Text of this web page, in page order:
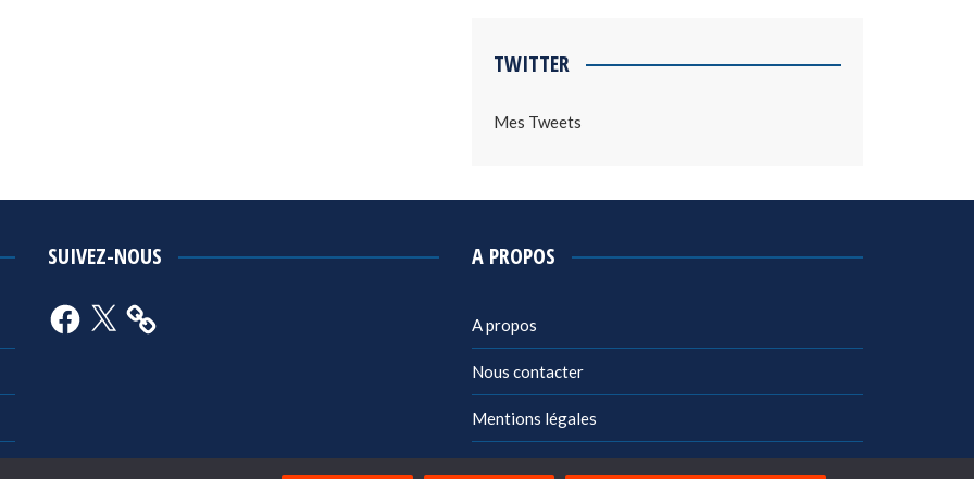
TWITTER
Mes Tweets
SUIVEZ-NOUS
Facebook
X
A PROPOS
A propos
Nous contacter
Mentions légales
Politique de confidentialité